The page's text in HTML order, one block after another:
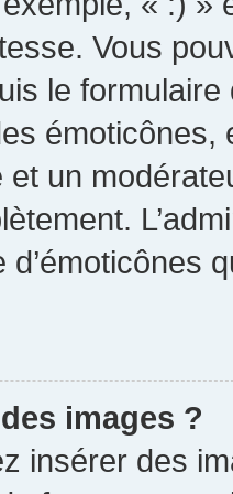
Vous
le
un
d’émoticônes
images ?
insérer des